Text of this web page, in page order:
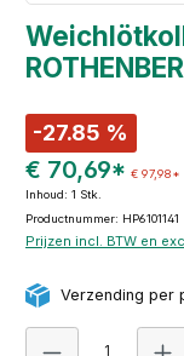
-27.85 %
€ 70,69* € 97,98*
Inhoud: 1 Stk.
Productnummer: HP6101141
Prijzen incl. BTW en
Verzending per